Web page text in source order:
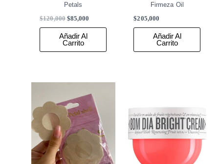
Petals
$120,000 $85,000
Añadir Al
Carrito
Firmeza Oil
$205,000
Añadir Al
Carrito